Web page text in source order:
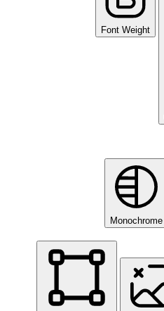
Font Weight
Monochrome